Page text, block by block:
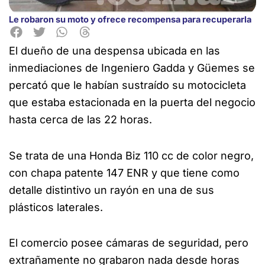
Le robaron su moto y ofrece recompensa para recuperarla
El dueño de una despensa ubicada en las
inmediaciones de Ingeniero Gadda y Güemes se
percató que le habían sustraído su motocicleta
que estaba estacionada en la puerta del negocio
hasta cerca de las 22 horas.
Se trata de una Honda Biz 110 cc de color negro,
con chapa patente 147 ENR y que tiene como
detalle distintivo un rayón en una de sus
plásticos laterales.
El comercio posee cámaras de seguridad, pero
extrañamente no grabaron nada desde horas